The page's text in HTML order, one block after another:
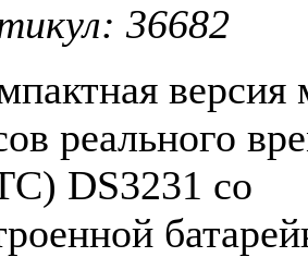
36682
версия
реального
DS3231 со